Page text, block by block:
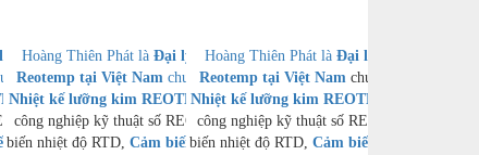
phân phối
cung cấp
, Nhiệt kế
Cảm
nhiệt độ cặp
Hoàng Thiên Phát là Đại lý phân phối
Reotemp tại Việt Nam chuyên cung cấp
Nhiệt kế lưỡng kim REOTEMP, Nhiệt kế
công nghiệp kỹ thuật số REOTEMP, Cảm
biến nhiệt độ RTD, Cảm biến nhiệt độ cặp
Hoàng Thiên Phát là Đại lý phân phối
Reotemp tại Việt Namchuyên cung cấp
Nhiệt kế lưỡng kim REOTEMP
công nghiệp kỹ thuật số REOTEMP, Cảm
biến nhiệt độ RTD, Cảm biến nhiệt độ cặp